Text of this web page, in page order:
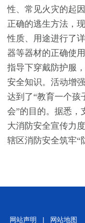
性、常见火灾的起
正确的逃生方法，
性质、用途进行了
器等器材的正确使
指导下穿戴防护服
安全知识。活动增
达到了“教育一个孩
会”的目的。据悉，
大消防安全宣传力
辖区消防安全筑牢“
网站声明 | 网站地图